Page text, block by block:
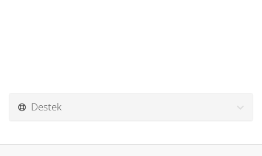
Destek